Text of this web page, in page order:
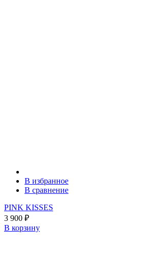
В избранное
В сравнение
PINK KISSES
3 900 ₽
В корзину